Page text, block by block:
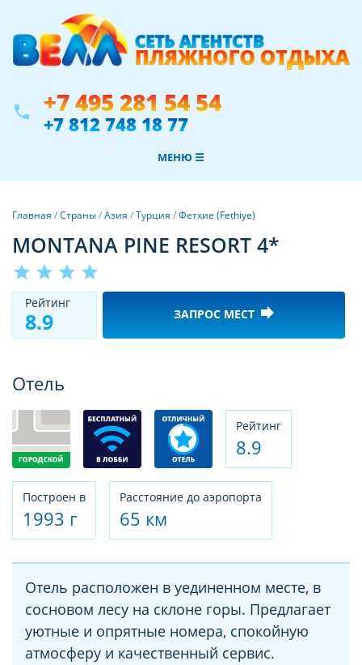
phone +7 495 281 54 54
+7 812 748 18 77
МЕНЮ ☰
Главная /Страны/Азия /Турция /Фетхие (Fethiye)
MONTANA PINE RESORT 4*
star star star star
Рeйтинг
8.9 ЗАПРОС МЕСТ forward
Отель
Рeйтинг
8.9
Построен в
1993 г
Расстояние до аэропорта
65 км
Отель расположен в уединенном месте, в
сосновом лесу на склоне горы. Предлагает
уютные и опрятные номера, спокойную
атмосферу и качественный сервис.